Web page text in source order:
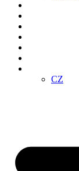
CZ